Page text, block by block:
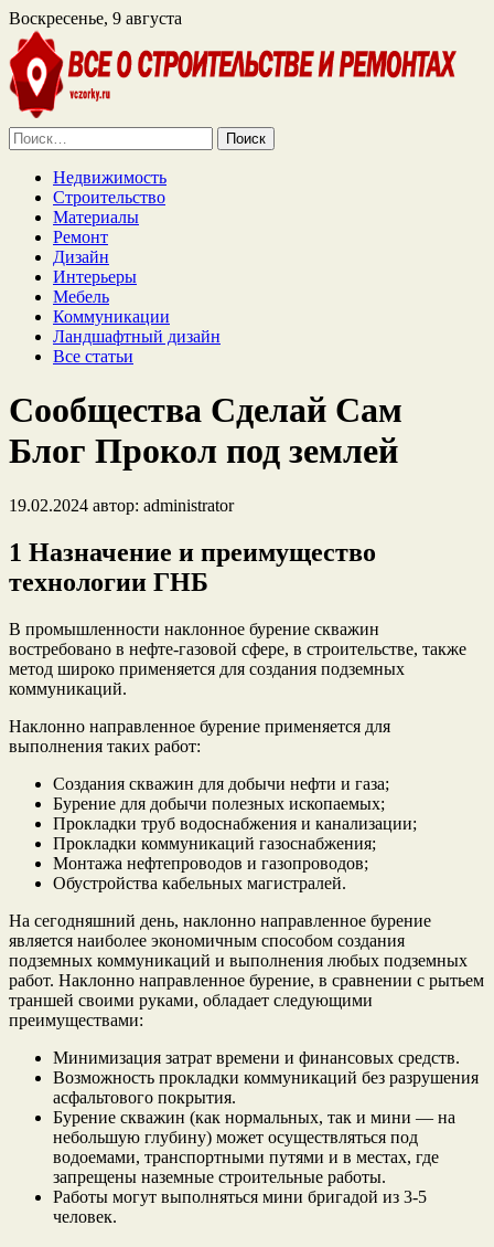
Воскресенье, 9 августа
Найти:
Недвижимость
Строительство
Материалы
Ремонт
Дизайн
Интерьеры
Мебель
Коммуникации
Ландшафтный дизайн
Все статьи
Сообщества Сделай Сам
Блог Прокол под землей
19.02.2024 автор: administrator
1 Назначение и преимущество
технологии ГНБ
В промышленности наклонное бурение скважин
востребовано в нефте-газовой сфере, в строительстве, также
метод широко применяется для создания подземных
коммуникаций.
Наклонно направленное бурение применяется для
выполнения таких работ:
Создания скважин для добычи нефти и газа;
Бурение для добычи полезных ископаемых;
Прокладки труб водоснабжения и канализации;
Прокладки коммуникаций газоснабжения;
Монтажа нефтепроводов и газопроводов;
Обустройства кабельных магистралей.
На сегодняшний день, наклонно направленное бурение
является наиболее экономичным способом создания
подземных коммуникаций и выполнения любых подземных
работ. Наклонно направленное бурение, в сравнении с рытьем
траншей своими руками, обладает следующими
преимуществами:
Минимизация затрат времени и финансовых средств.
Возможность прокладки коммуникаций без разрушения
асфальтового покрытия.
Бурение скважин (как нормальных, так и мини — на
небольшую глубину) может осуществляться под
водоемами, транспортными путями и в местах, где
запрещены наземные строительные работы.
Работы могут выполняться мини бригадой из 3-5
человек.